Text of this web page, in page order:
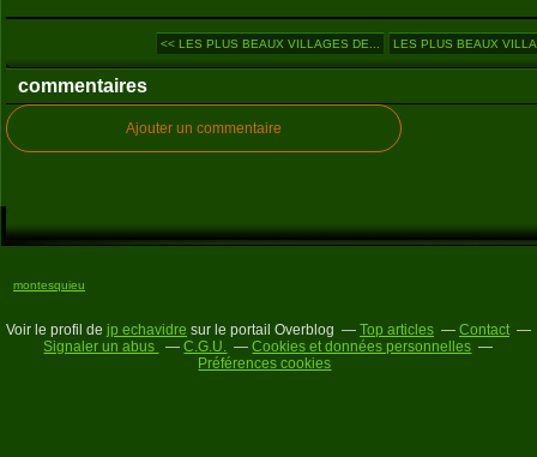
<< LES PLUS BEAUX VILLAGES DE... LES PLUS BEAUX
commentaires
Ajouter un commentaire
montesquieu
Voir le profil de jp echavidre sur le portail Overblog Top articles
Contact
Signaler un abus
C.G.U.
Cookies et données personnelles
Préférences cookies